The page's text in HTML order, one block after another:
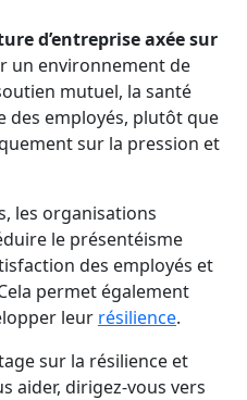
d’entreprise axée sur
un environnement de
mutuel, la santé
des employés, plutôt que
sur la pression et
les organisations
le présentéisme
des employés et
permet également
leur résilience.
sur la résilience et
aider, dirigez-vous vers